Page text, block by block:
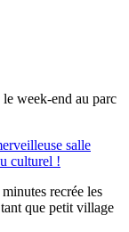
week-end au parc
salle
culturel !
recrée les
que petit village